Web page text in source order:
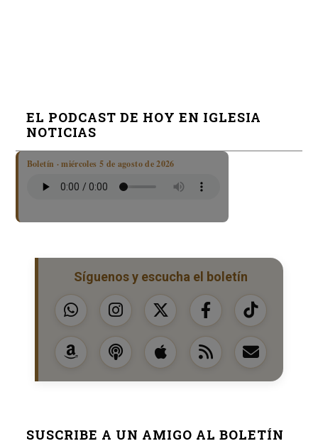
EL PODCAST DE HOY EN IGLESIA
NOTICIAS
Boletín · miércoles 5 de agosto de 2026
Síguenos y escucha el boletín
SUSCRIBE A UN AMIGO AL BOLETÍN